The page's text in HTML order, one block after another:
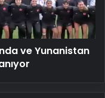
ve Yunanistan